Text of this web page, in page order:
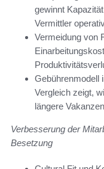
gewinnt
Vermittler
Vermeidung von
Gebührenmodell
Vergleich zeigt,
längere
Verbesserung der
Besetzung